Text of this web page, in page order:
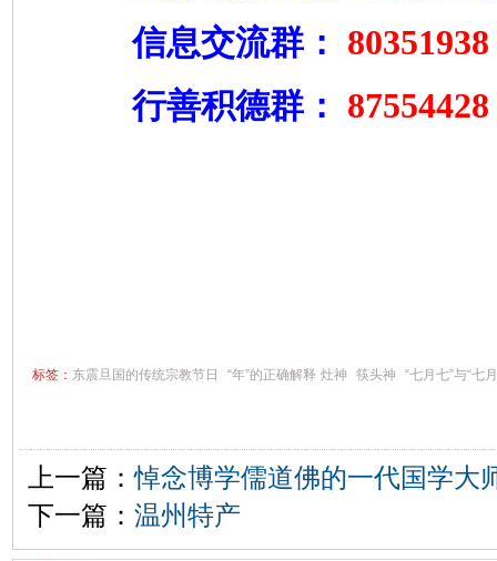
信息交流群： 80351938
行善积德群： 87554428
标签： 东震旦国的传统宗教节日 “年”的正确解释 灶神 筷头神 “七月七”与“七
上一篇：悼念博学儒道佛的一代国学大
下一篇： 温州特产